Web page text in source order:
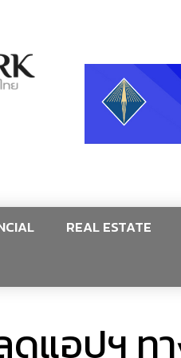
REAL ESTATE
ดแอปฯ ท